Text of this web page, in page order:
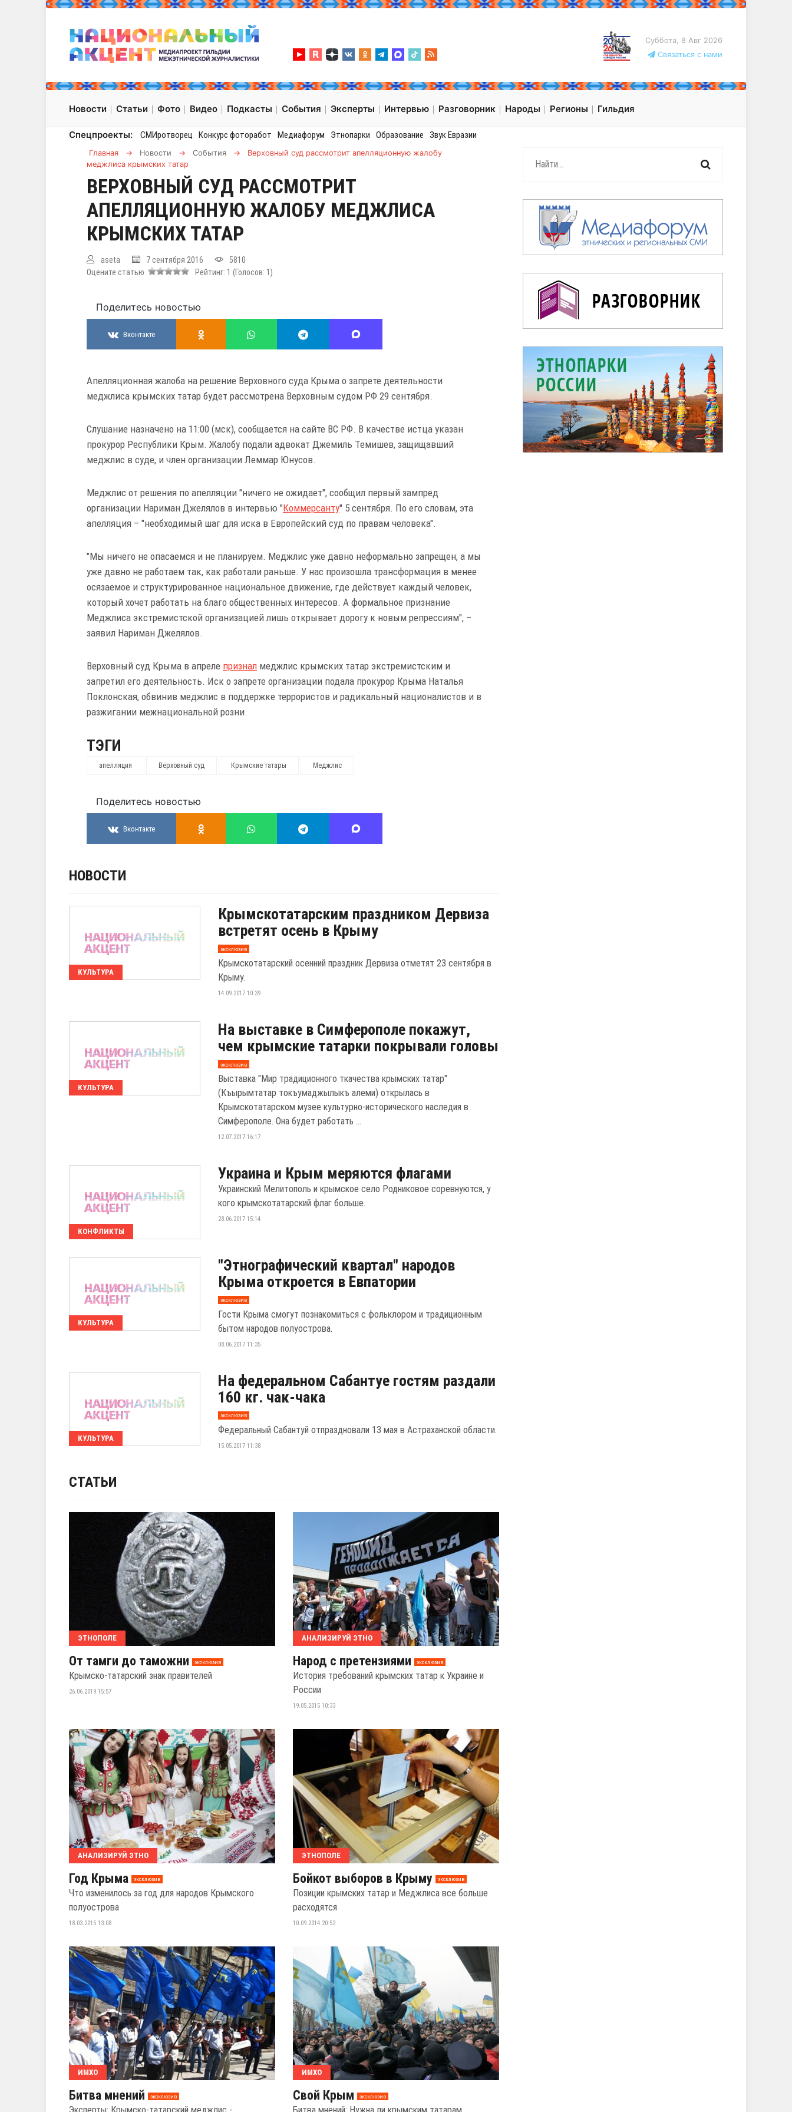
Суббота, 8 Авг 2026
Связаться с нами
Новости Статьи Фото Видео Подкасты События Эксперты Интервью Разговорник Народы Регионы Гильдия
Спецпроекты: СМИротворец Конкурс фоторабот Медиафорум Этнопарки Образование Звук Евразии
Главная → Новости → События →
Верховный суд рассмотрит апелляционную жалобу
меджлиса крымских татар
ВЕРХОВНЫЙ СУД РАССМОТРИТ
АПЕЛЛЯЦИОННУЮ ЖАЛОБУ МЕДЖЛИСА
КРЫМСКИХ ТАТАР
aseta 7 сентября 2016
5810
Оцените статью
Рейтинг: 1 (Голосов: 1 )
Поделитесь новостью
Вконтакте
Апелляционная жалоба на решение Верховного суда Крыма о запрете деятельности
меджлиса крымских татар будет рассмотрена Верховным судом РФ 29 сентября.
Слушание назначено на 11:00 (мск), сообщается на сайте ВС РФ. В качестве истца указан
прокурор Республики Крым. Жалобу подали адвокат Джемиль Темишев, защищавший
меджлис в суде, и член организации Леммар Юнусов.
Меджлис от решения по апелляции "ничего не ожидает", сообщил первый зампред
организации Нариман Джелялов в интервью "Коммерсанту" 5 сентября. По его словам, эта
апелляция – "необходимый шаг для иска в Европейский суд по правам человека".
"Мы ничего не опасаемся и не планируем. Меджлис уже давно неформально запрещен, а мы
уже давно не работаем так, как работали раньше. У нас произошла трансформация в менее
осязаемое и структурированное национальное движение, где действует каждый человек,
который хочет работать на благо общественных интересов. А формальное признание
Меджлиса экстремистской организацией лишь открывает дорогу к новым репрессиям", –
заявил Нариман Джелялов.
Верховный суд Крыма в апреле признал меджлис крымских татар экстремистским и
запретил его деятельность. Иск о запрете организации подала прокурор Крыма Наталья
Поклонская, обвинив меджлис в поддержке террористов и радикальный националистов и в
разжигании межнациональной розни.
ТЭГИ
апелляция Верховный суд Крымские татары Меджлис
Поделитесь новостью
Вконтакте
НОВОСТИ
КУЛЬТУРА
Крымскотатарским праздником Дервиза
встретят осень в Крыму
эксклюзив
Крымскотатарский осенний праздник Дервиза отметят 23 сентября в
Крыму.
14.09.2017 10:39
КУЛЬТУРА
На выставке в Симферополе покажут,
чем крымские татарки покрывали головы
эксклюзив
Выставка "Мир традиционного ткачества крымских татар"
(Къырымтатар токъумаджылыкъ алеми) открылась в
Крымскотатарском музее культурно-исторического наследия в
Симферополе. Она будет работать ...
12.07.2017 16:17
КОНФЛИКТЫ
Украина и Крым меряются флагами
Украинский Мелитополь и крымское село Родниковое соревнуются, у
кого крымскотатарский флаг больше.
28.06.2017 15:14
КУЛЬТУРА
"Этнографический квартал" народов
Крыма откроется в Евпатории
эксклюзив
Гости Крыма смогут познакомиться с фольклором и традиционным
бытом народов полуострова.
08.06.2017 11:35
КУЛЬТУРА
На федеральном Сабантуе гостям раздали
160 кг. чак-чака
эксклюзив
Федеральный Сабантуй отпраздновали 13 мая в Астраханской области.
15.05.2017 11:38
СТАТЬИ
ЭТНОПОЛЕ
От тамги до таможни эксклюзив
Крымско-татарский знак правителей
26.06.2019 15:57
АНАЛИЗИРУЙ ЭТНО
Народ с претензиями эксклюзив
История требований крымских татар к Украине и
России
19.05.2015 10:33
АНАЛИЗИРУЙ ЭТНО
Год Крыма эксклюзив
Что изменилось за год для народов Крымского
полуострова
18.03.2015 13:08
ЭТНОПОЛЕ
Бойкот выборов в Крыму эксклюзив
Позиции крымских татар и Меджлиса все больше
расходятся
10.09.2014 20:52
ИМХО
Битва мнений эксклюзив
ИМХО
Свой Крым эксклюзив